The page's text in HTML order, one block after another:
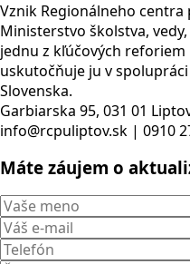
Vznik Regionálneho
Ministerstvo školstva,
jednu z kľúčových reforiem
uskutočňuje ju v
Slovenska.
Garbiarska 95, 031 01
info@rcpuliptov.sk | 0910
Máte záujem o